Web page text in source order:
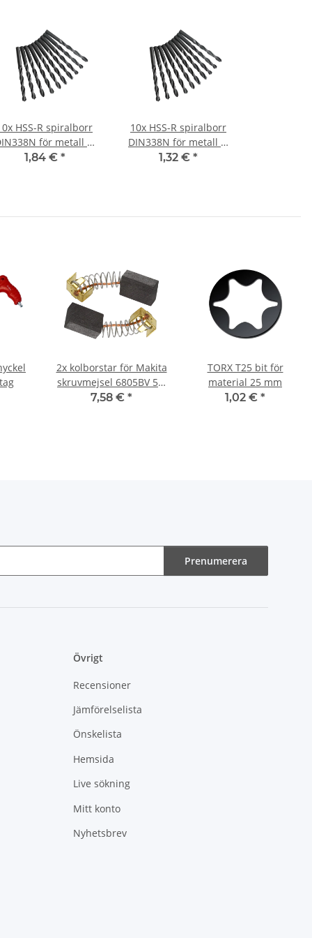
HSS-R spiralborr
för metall Ø
3,2 mm
1,84 € *
10x HSS-R spiralborr
DIN338N för metall Ø
0,9 mm
1,32 € *
2x kolborstar för Makita
skruvmejsel 6805BV 5 x
8 x 11 mm
7,58 € *
TORX T25 bit för
material 25 mm
1,02 € *
Prenumerera
Övrigt
Recensioner
Jämförelselista
Önskelista
Hemsida
Live sökning
Mitt konto
Nyhetsbrev